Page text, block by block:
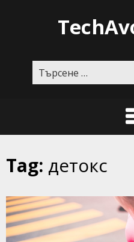
Tag: детокс